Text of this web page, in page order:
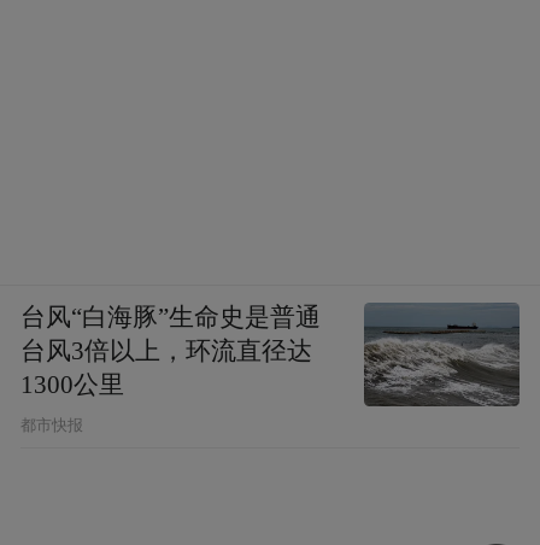
台风“白海豚”生命史是普通
台风3倍以上，环流直径达
1300公里
都市快报